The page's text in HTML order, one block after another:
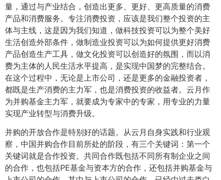
量，通过与产业结合，创造出更多、更好、更高质量的消费
产品和消费服务。专注消费投资，应该是我们整个投资的主
体与主线，这是因为我们知道，做科技投资可以为整个美好
生活创造外部条件，做制造业投资可以为如何提供更好消费
产品创造生产工具，做文化投资可以创造好的氛围，而以消
费为主体的人民生活水平提高，是实现中国梦的完整结合。
在这个过程中，无论是上市公司，还是更多的金融投资者，
都既是生产消费的主力军，也是消费投资的收益者。云月作
为并购基金主力军，就要成为专家中的专家，用专业的力量
实现产业转型与消费升级。
并购的开放合作是特别好的话题。从云月自身实践和行业观
察，中国并购合作目前所处的阶段，有三个关键词：第一个
关键词就是合作投资。共同合作既包括不同所有制企业之间
的合作，也包括PE基金与资本方的合作，还包括并购基金与